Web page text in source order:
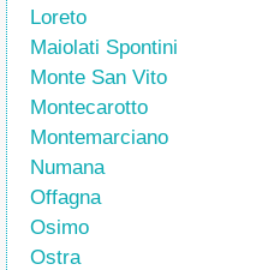
Loreto
Maiolati Spontini
Monte San Vito
Montecarotto
Montemarciano
Numana
Offagna
Osimo
Ostra